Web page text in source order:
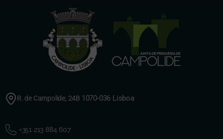
R. de Campolide, 24B 1070-036 Lisboa
+351 213 884 607